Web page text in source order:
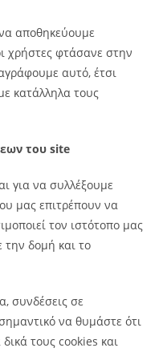
αποθηκεύουμε
χρήστες φτάσανε στην
αυτό, έτσι
κατάλληλα τους
του site
για να συλλέξουμε
μας επιτρέπουν να
τον ιστότοπο μας
δομή και το
συνδέσεις σε
να θυμάστε ότι
τους cookies και